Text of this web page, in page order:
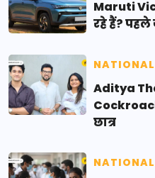
Maruti
रहे हैं? पहले
NATIONAL
Aditya
छात्र
NATIONAL